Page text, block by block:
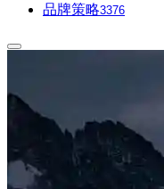
品牌策略3376